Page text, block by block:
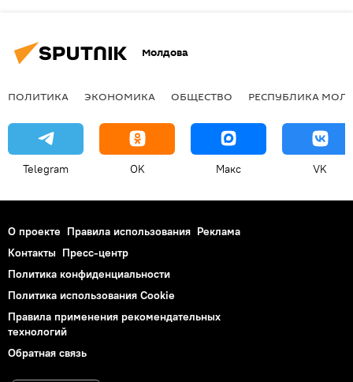
Молдова
ПОЛИТИКА ЭКОНОМИКА ОБЩЕСТВО РЕСПУБЛИКА
Telegram OK Макс VK
О проекте Правила использования Реклама
Контакты Пресс-центр
Политика конфиденциальности
Политика использования Cookie
Правила применения рекомендательных
технологий
Обратная связь